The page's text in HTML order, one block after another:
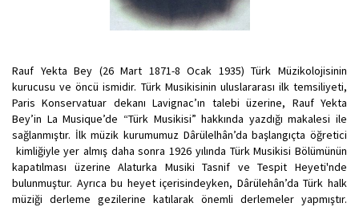
Rauf Yekta Bey (26 Mart 1871-8 Ocak 1935) Türk Müzikolojisinin
kurucusu ve öncü ismidir. Türk Musikisinin uluslararası ilk temsiliyeti,
Paris Konservatuar dekanı Lavignac’ın talebi üzerine, Rauf Yekta
Bey’in La Musique’de “Türk Musikisi” hakkında yazdığı makalesi ile
sağlanmıştır. İlk müzik kurumumuz Dârülelhân’da başlangıçta öğretici
kimliğiyle yer almış daha sonra 1926 yılında Türk Musikisi Bölümünün
kapatılması üzerine Alaturka Musiki Tasnif ve Tespit Heyeti'nde
bulunmuştur. Ayrıca bu heyet içerisindeyken, Dârülehân’da Türk halk
müziği derleme gezilerine katılarak önemli derlemeler yapmıştır.